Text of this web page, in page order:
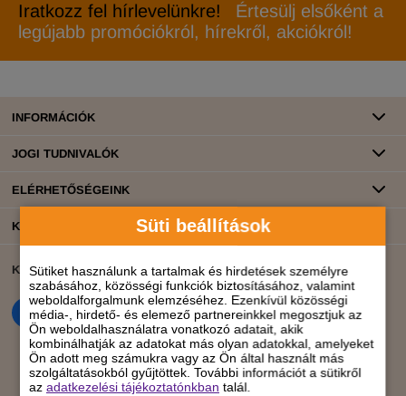
Süti beállítások
Sütiket használunk a tartalmak és hirdetések személyre
szabásához, közösségi funkciók biztosításához, valamint
weboldalforgalmunk elemzéséhez. Ezenkívül közösségi
média-, hirdető- és elemező partnereinkkel megosztjuk az
Ön weboldalhasználatra vonatkozó adatait, akik
kombinálhatják az adatokat más olyan adatokkal, amelyeket
Ön adott meg számukra vagy az Ön által használt más
szolgáltatásokból gyűjtöttek. További információt a sütikről
azadatkezelési tájékoztatónkban talál.
Iratkozz fel hírlevelünkre!
Értesülj elsőként a
legújabb promóciókról, hírekről, akciókról!
INFORMÁCIÓK
JOGI TUDNIVALÓK
ELÉRHETŐSÉGEINK
KATEGÓRIÁK
KÖZÖSSÉGI ÉLET BANKKÁRTYÁS FIZETÉS